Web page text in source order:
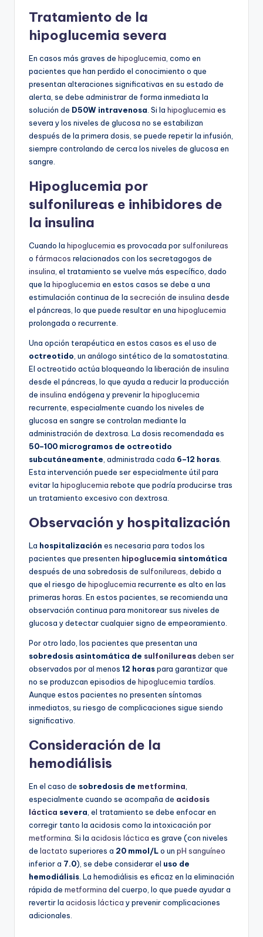
Tratamiento de la
hipoglucemia severa
En casos más graves de hipoglucemia , como en
pacientes que han perdido el conocimiento o que
presentan alteraciones significativas en su estado de
alerta, se debe administrar de forma inmediata la
solución de D50W intravenosa . Si la hipoglucemia es
severa y los niveles de glucosa no se estabilizan
después de la primera dosis, se puede repetir la infusión,
siempre controlando de cerca los niveles de glucosa en
sangre.
Hipoglucemia por
sulfonilureas e inhibidores de
la insulina
Cuando la hipoglucemia es provocada porsulfonilureas
o fármacos relacionados con los secretagogos de
insulina , el tratamiento se vuelve más específico, dado
que la hipoglucemia en estos casos se debe a una
estimulación continua de la secreción de insulina desde
el páncreas, lo que puede resultar en una hipoglucemia
prolongada o recurrente.
Una opción terapéutica en estos casos es el uso de
octreotido , un análogo sintético de la somatostatina.
El octreotido actúa bloqueando la liberación de insulina
desde el páncreas, lo que ayuda a reducir la producción
de insulina endógena y prevenir la hipoglucemia
recurrente, especialmente cuando los niveles de
glucosa en sangre se controlan mediante la
administración de dextrosa. La dosis recomendada es
50–100 microgramos de octreotido
subcutáneamente , administrada cada 6–12 horas
Esta intervención puede ser especialmente útil para
evitar la hipoglucemia rebote que podría producirse tras
un tratamiento excesivo con dextrosa.
Observación y hospitalización
La hospitalización es necesaria para todos los
pacientes que presenten hipoglucemia sintomática
después de una sobredosis de sulfonilureas , debido a
que el riesgo de hipoglucemia recurrente es alto en las
primeras horas. En estos pacientes, se recomienda una
observación continua para monitorear sus niveles de
glucosa y detectar cualquier signo de empeoramiento.
Por otro lado, los pacientes que presentan una
sobredosis asintomática de sulfonilureasdeben ser
observados por al menos 12 horaspara garantizar que
no se produzcan episodios de hipoglucemia tardíos.
Aunque estos pacientes no presenten síntomas
inmediatos, su riesgo de complicaciones sigue siendo
significativo.
Consideración de la
hemodiálisis
En el caso de sobredosis de metformina
especialmente cuando se acompaña de acidosis
láctica severa , el tratamiento se debe enfocar en
corregir tanto la acidosis como la intoxicación por
metformina . Si la acidosis láctica es grave (con niveles
de lactato superiores a 20 mmol/Lo un pH sanguíneo
inferior a 7.0), se debe considerar el uso de
hemodiálisis . La hemodiálisis es eficaz en la eliminación
rápida de metformina del cuerpo, lo que puede ayudar a
revertir la acidosis láctica y prevenir complicaciones
adicionales.